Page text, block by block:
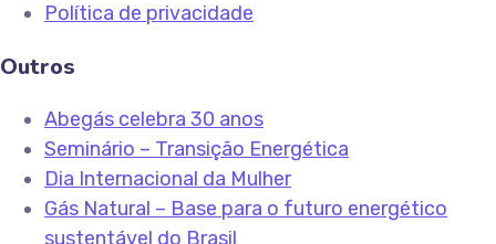
Política de privacidade
Outros
Abegás celebra 30 anos
Seminário – Transição Energética
Dia Internacional da Mulher
Gás Natural – Base para o futuro energético
sustentável do Brasil